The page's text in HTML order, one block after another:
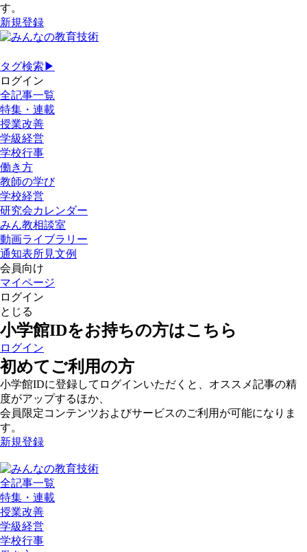
す。
新規登録
タグ検索▶
ログイン
全記事一覧
特集・連載
授業改善
学級経営
学校行事
働き方
教師の学び
学校経営
研究会カレンダー
みん教相談室
動画ライブラリー
通知表所見文例
会員向け
マイページ
ログイン
とじる
小学館IDをお持ちの方はこちら
ログイン
初めてご利用の方
小学館IDに登録してログインいただくと、オススメ記事の精
度がアップするほか、
会員限定コンテンツおよびサービスのご利用が可能になりま
す。
新規登録
全記事一覧
特集・連載
授業改善
学級経営
学校行事